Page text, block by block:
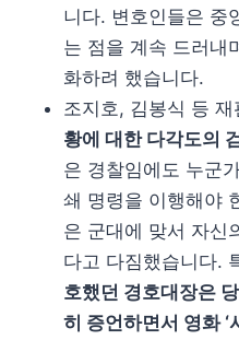
니다. 변호인들은 중
는 점을 계속 드러내
화하려 했습니다.
조지호, 김봉식 등 재
황에 대한 다각도의
은 경찰임에도 누군
쇄 명령을 이행해야
은 군대에 맞서 자신
다고 다짐했습니다.
호했던 경호대장은
히 증언하면서 영화 ‘